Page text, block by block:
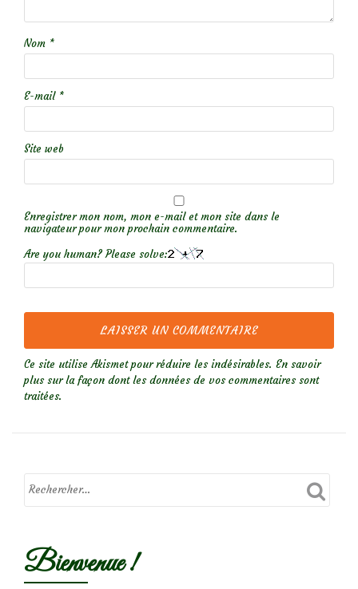
Nom *
E-mail *
Site web
Enregistrer mon nom, mon e-mail et mon site dans le
navigateur pour mon prochain commentaire.
Are you human? Please solve:
Ce site utilise Akismet pour réduire les indésirables. En savoir
plus sur la façon dont les données de vos commentaires sont
traitées.
Bienvenue !